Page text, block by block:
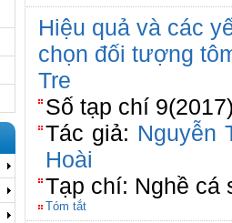
Hiệu quả và các
chọn đối tượng
Tre
Số tạp chí
Tác giả: Nguyễn
Hoài
Tạp chí: Nghề cá
Tóm tắt